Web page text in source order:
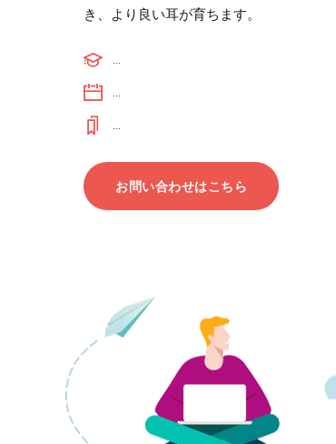
き、より良い耳が育ちます。
お問い合わせはこちら